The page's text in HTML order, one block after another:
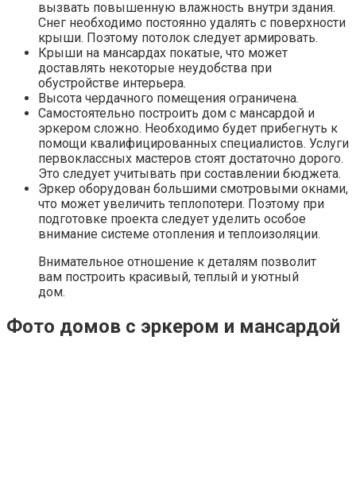
вызвать повышенную влажность внутри здания.
Снег необходимо постоянно удалять с поверхности
крыши. Поэтому потолок следует армировать.
Крыши на мансардах покатые, что может
доставлять некоторые неудобства при
обустройстве интерьера.
Высота чердачного помещения ограничена.
Самостоятельно построить дом с мансардой и
эркером сложно. Необходимо будет прибегнуть к
помощи квалифицированных специалистов. Услуги
первоклассных мастеров стоят достаточно дорого.
Это следует учитывать при составлении бюджета.
Эркер оборудован большими смотровыми окнами,
что может увеличить теплопотери. Поэтому при
подготовке проекта следует уделить особое
внимание системе отопления и теплоизоляции.
Внимательное отношение к деталям позволит
вам построить красивый, теплый и уютный
дом.
Фото домов с эркером и мансардой